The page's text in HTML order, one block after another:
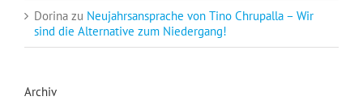
Dorina zu Neujahrsansprache von Tino Chrupalla – Wir
sind die Alternative zum Niedergang!
Archiv